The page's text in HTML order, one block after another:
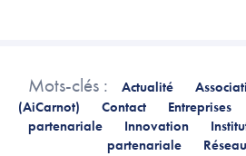
Mots-clés : Actualité
(AiCarnot)
Contact Entreprises
partenariale
Innovation
partenariale